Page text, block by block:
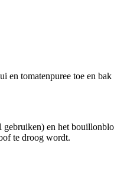
tomatenpuree toe en
en het
te droog wordt.